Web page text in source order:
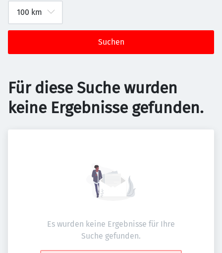
Suchen
Für diese Suche wurden
keine Ergebnisse gefunden.
Es wurden keine Ergebnisse für Ihre
Suche gefunden.